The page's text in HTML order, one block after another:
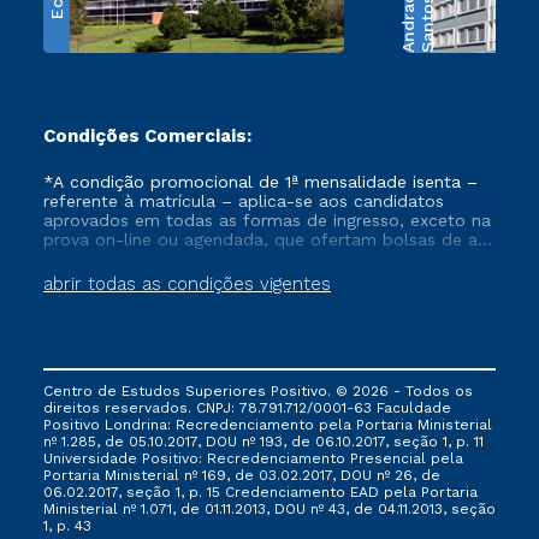
S
a
n
t
o
s
A
n
d
r
a
d
e
Condições Comerciais:
abrir todas as condições vigentes
*A condição promocional de 1ª mensalidade isenta –
referente à matrícula – aplica-se aos candidatos
aprovados em todas as formas de ingresso, exceto na
prova on-line ou agendada, que ofertam bolsas de até
vigente, que ainda não tenham efetivado e/ou não
tenham cancelado ou trancado sua matrícula em uma
via FIES, Prouni e outros programas governamentais, e
não se acumula com nenhuma outra campanha
ofertada pela Instituição.
Centro de Estudos Superiores Positivo. © 2026 - Todos os
direitos reservados. CNPJ: 78.791.712/0001-63 Faculdade
Positivo Londrina: Recredenciamento pela Portaria Ministerial
nº 1.285, de 05.10.2017, DOU nº 193, de 06.10.2017, seção 1, p. 11
Universidade Positivo: Recredenciamento Presencial ​pela
Portaria Ministerial nº 169, de 03.02.2017, DOU nº 26, de
06.02.2017, seção 1, p. 15 Credenciamento EAD pela Portaria
Ministerial nº 1.071, de 01.11.2013, DOU nº 43, de 04.11.2013, seção
1, p. 43